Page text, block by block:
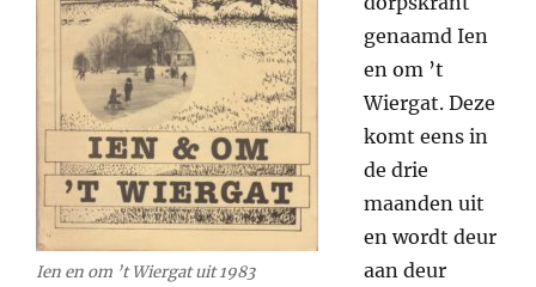
Ien en om ’t Wiergat uit 1983
genaamd Ien
en om ’t
Wiergat. Deze
komt eens in
de drie
maanden uit
en wordt deur
aan deur